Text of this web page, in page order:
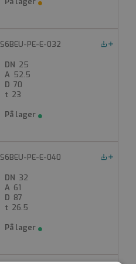
S6BEU-PE-E-032
25
52.5
70
23
S6BEU-PE-E-040
32
61
87
26.5